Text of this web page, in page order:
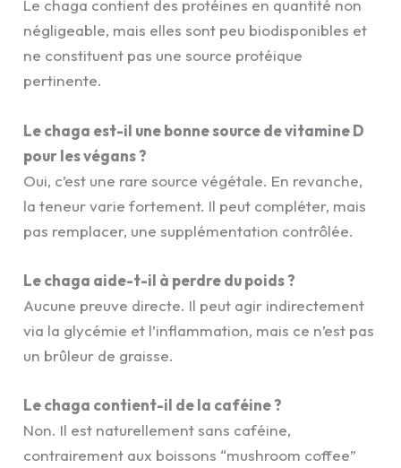
Le chaga contient des protéines en quantité non
négligeable, mais elles sont peu biodisponibles et
ne constituent pas une source protéique
pertinente.
Le chaga est-il une bonne source de vitamine D
pour les végans ?
Oui, c’est une rare source végétale. En revanche,
la teneur varie fortement. Il peut compléter, mais
pas remplacer, une supplémentation contrôlée.
Le chaga aide-t-il à perdre du poids ?
Aucune preuve directe. Il peut agir indirectement
via la glycémie et l’inflammation, mais ce n’est pas
un brûleur de graisse.
Le chaga contient-il de la caféine ?
Non. Il est naturellement sans caféine,
contrairement aux boissons “mushroom coffee”